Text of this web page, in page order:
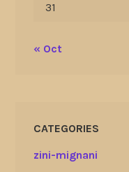
31
« Oct
CATEGORIES
zini-mignani